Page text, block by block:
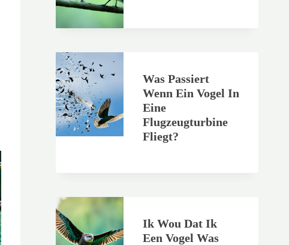
Was Passiert
Wenn Ein Vogel In
Eine
Flugzeugturbine
Fliegt?
Ik Wou Dat Ik
Een Vogel Was